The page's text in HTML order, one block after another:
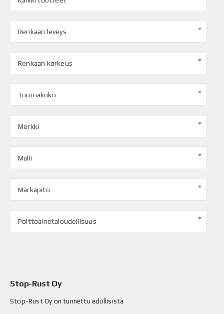
Renkaan leveys
Renkaan korkeus
Tuumakoko
Merkki
Malli
Märkäpito
Polttoainetaloudellisuus
Stop-Rust Oy
Stop-Rust Oy on tunnettu edullisista